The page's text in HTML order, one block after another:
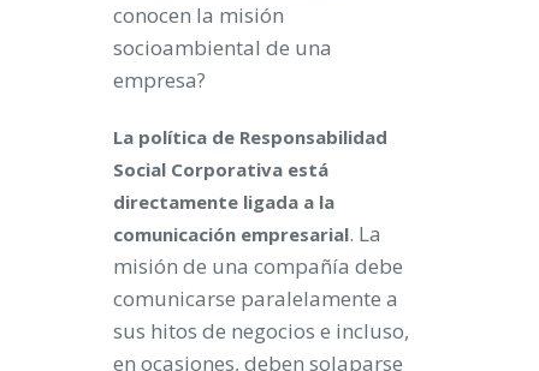
conocen la misión
socioambiental de una
empresa?
La política de Responsabilidad
Social Corporativa está
directamente ligada a la
comunicación empresarial. La
misión de una compañía debe
comunicarse paralelamente a
sus hitos de negocios e incluso,
en ocasiones, deben solaparse